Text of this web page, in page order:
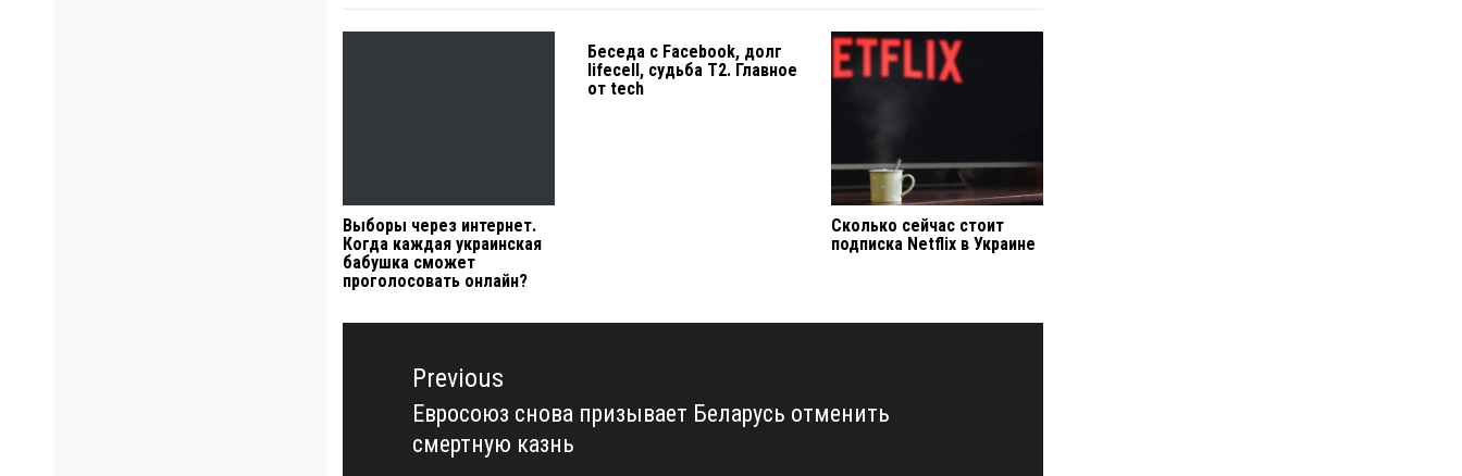
Выборы через интернет.
Когда каждая украинская
бабушка сможет
проголосовать онлайн?
Беседа с Facebook, долг
lifecell, судьба Т2. Главное
от tech
Сколько сейчас стоит
подписка Netflix в Украине
Навигация
записямPrevious
Previous
post:
Евросоюз снова призывает Беларусь отменить
смертную казнь